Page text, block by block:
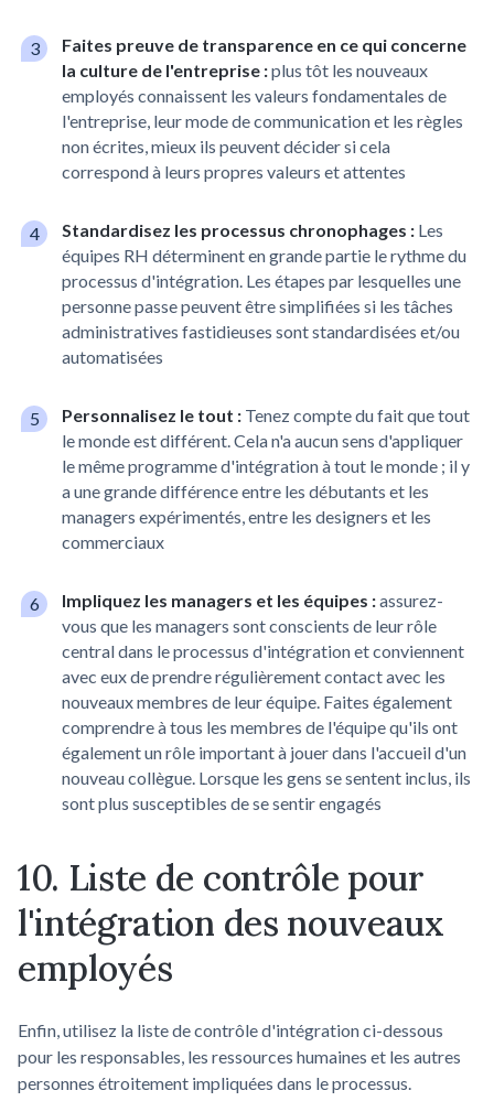
Faites preuve de transparence en ce qui concerne
la culture de l'entreprise :plus tôt les nouveaux
employés connaissent les valeurs fondamentales de
l'entreprise, leur mode de communication et les règles
non écrites, mieux ils peuvent décider si cela
correspond à leurs propres valeurs et attentes
Standardisez les processus chronophages : Les
équipes RH déterminent en grande partie le rythme du
processus d'intégration. Les étapes par lesquelles une
personne passe peuvent être simplifiées si les tâches
administratives fastidieuses sont standardisées et/ou
automatisées
Personnalisez le tout : Tenez compte du fait que tout
le monde est différent. Cela n'a aucun sens d'appliquer
le même programme d'intégration à tout le monde ; il y
a une grande différence entre les débutants et les
managers expérimentés, entre les designers et les
commerciaux
Impliquez les managers et les équipes :assurez-
vous que les managers sont conscients de leur rôle
central dans le processus d'intégration et conviennent
avec eux de prendre régulièrement contact avec les
nouveaux membres de leur équipe. Faites également
comprendre à tous les membres de l'équipe qu'ils ont
également un rôle important à jouer dans l'accueil d'un
nouveau collègue. Lorsque les gens se sentent inclus, ils
sont plus susceptibles de se sentir engagés
10. Liste de contrôle pour
l'intégration des nouveaux
employés
Enfin, utilisez la liste de contrôle d'intégration ci-dessous
pour les responsables, les ressources humaines et les autres
personnes étroitement impliquées dans le processus.